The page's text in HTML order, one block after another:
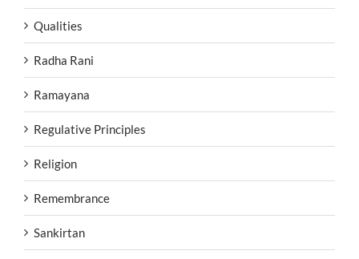
Qualities
Radha Rani
Ramayana
Regulative Principles
Religion
Remembrance
Sankirtan